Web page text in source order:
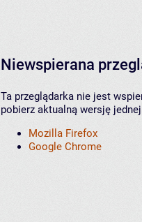
Niewspierana
Ta przeglądarka nie jest
pobierz aktualną wersję
Mozilla Firefox
Google Chrome